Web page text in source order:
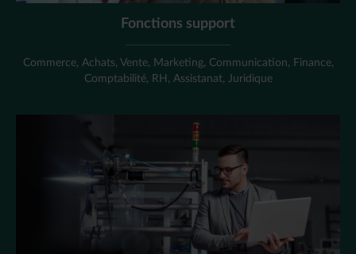
Fonctions support
Commerce, Achats, Vente, Marketing, Communication, Finance,
Comptabilité, RH, Assistanat, Juridique